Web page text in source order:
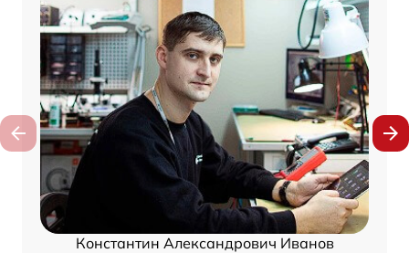
Константин Александрович Иванов